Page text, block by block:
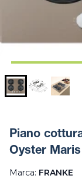
Piano
Oyster
Marca: FRANKE